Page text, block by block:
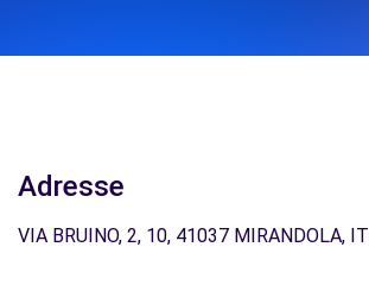
Adresse
VIA BRUINO, 2, 10, 41037 MIRANDOLA, IT